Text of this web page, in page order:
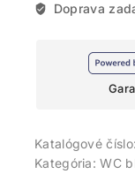
Doprava
Katalógové číslo:
Kategória:WC